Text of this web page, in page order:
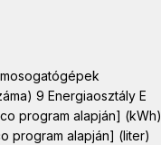
9 Energiaosztály E
program alapján] (kWh)
program alapján] (liter)